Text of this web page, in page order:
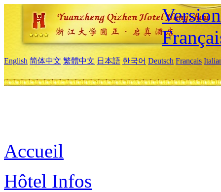
English 简体中文 繁體中文 日本語 한국어 Deutsch Français
Accueil
Hôtel Infos